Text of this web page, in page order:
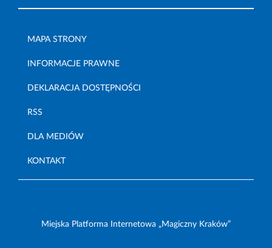
MAPA STRONY
INFORMACJE PRAWNE
DEKLARACJA DOSTĘPNOŚCI
RSS
DLA MEDIÓW
KONTAKT
Miejska Platforma Internetowa „Magiczny Kraków”